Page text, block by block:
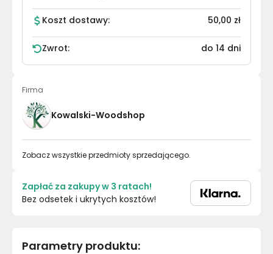
Parametry produktu:
Koszt dostawy: 50,00 zł
Zwrot: do 14 dni
Firma
Kowalski-Woodshop
Zobacz wszystkie przedmioty sprzedającego.
Zapłać za zakupy w 3 ratach!
Bez odsetek i ukrytych kosztów!